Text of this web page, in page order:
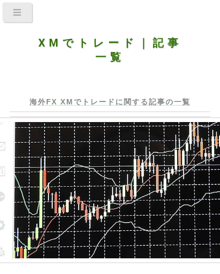
XMでトレード｜記事
一覧
海外FX XMでトレードに関する記事の一覧